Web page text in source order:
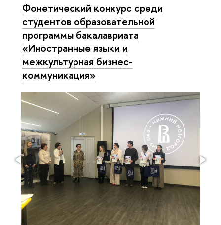
Фонетический конкурс среди
студентов образовательной
программы бакалавриата
«Иностранные языки и
межкультурная бизнес-
коммуникация»